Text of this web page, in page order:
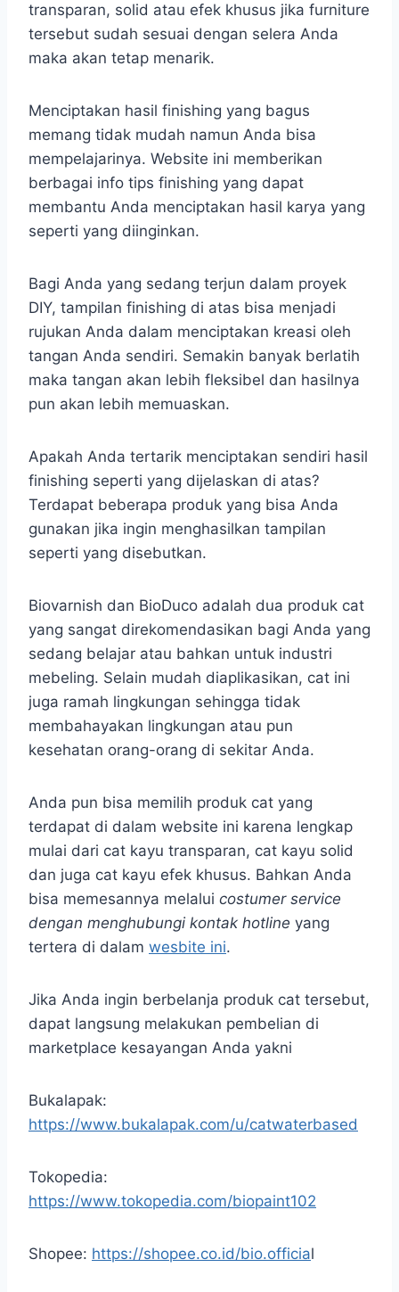
transparan, solid atau efek khusus jika furniture
tersebut sudah sesuai dengan selera Anda
maka akan tetap menarik.
Menciptakan hasil finishing yang bagus
memang tidak mudah namun Anda bisa
mempelajarinya. Website ini memberikan
berbagai info tips finishing yang dapat
membantu Anda menciptakan hasil karya yang
seperti yang diinginkan.
Bagi Anda yang sedang terjun dalam proyek
DIY, tampilan finishing di atas bisa menjadi
rujukan Anda dalam menciptakan kreasi oleh
tangan Anda sendiri. Semakin banyak berlatih
maka tangan akan lebih fleksibel dan hasilnya
pun akan lebih memuaskan.
Apakah Anda tertarik menciptakan sendiri hasil
finishing seperti yang dijelaskan di atas?
Terdapat beberapa produk yang bisa Anda
gunakan jika ingin menghasilkan tampilan
seperti yang disebutkan.
Biovarnish dan BioDuco adalah dua produk cat
yang sangat direkomendasikan bagi Anda yang
sedang belajar atau bahkan untuk industri
mebeling. Selain mudah diaplikasikan, cat ini
juga ramah lingkungan sehingga tidak
membahayakan lingkungan atau pun
kesehatan orang-orang di sekitar Anda.
Anda pun bisa memilih produk cat yang
terdapat di dalam website ini karena lengkap
mulai dari cat kayu transparan, cat kayu solid
dan juga cat kayu efek khusus. Bahkan Anda
bisa memesannya melalui costumer service
dengan menghubungi kontak hotline yang
tertera di dalam wesbite ini.
Jika Anda ingin berbelanja produk cat tersebut,
dapat langsung melakukan pembelian di
marketplace kesayangan Anda yakni
Bukalapak:
https://www.bukalapak.com/u/catwaterbased
Tokopedia:
https://www.tokopedia.com/biopaint102
Shopee: https://shopee.co.id/bio.official